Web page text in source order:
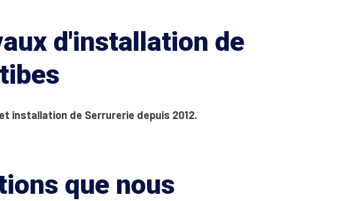
d'installation de
installation de Serrurerie depuis 2012.
que nous